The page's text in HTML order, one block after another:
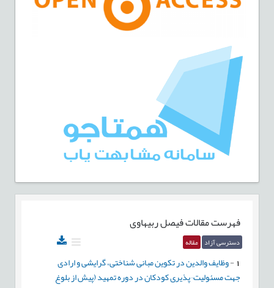
فهرست مقالاتفیصل ربیهاوی
دسترسی آزاد مقاله
-وظایف والدین در تكوین مبانی شناختی، گرایشی و ارادی
جهت مسئولیت¬پذیری كودكان در دوره تمهید (پیش از بلوغ